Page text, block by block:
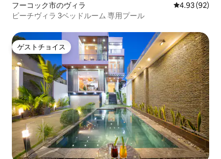
フーコック市のヴィラ レビュー92
4.93 (92)
ビーチヴィラ 3ベッドルーム 専用プール
ゲストチョイス
ゲストチョイス